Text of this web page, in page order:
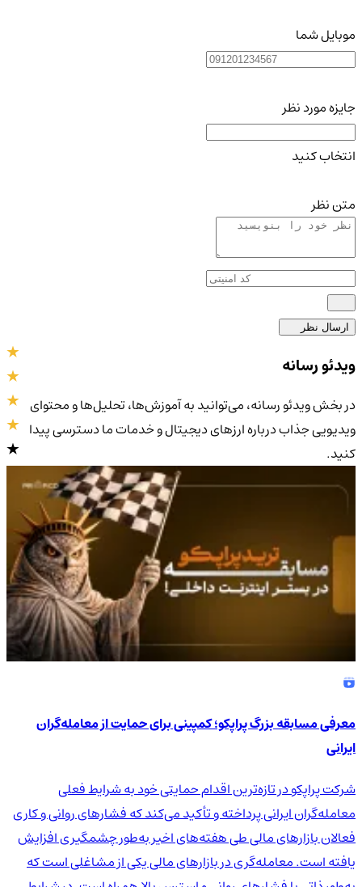
موبایل شما
جایزه مورد نظر
انتخاب کنید
متن نظر
ارسال نظر
4.9/5
ویدئو رسانه
در بخش ویدئو رسانه، می‌توانید به آموزش‌ها، تحلیل‌ها و محتوای
ویدیویی جذاب درباره ارزهای دیجیتال و خدمات ما دسترسی پیدا
کنید.
معرفی مسابقه بزرگ پراپکو؛ کمپینی برای حمایت از معامله‌گران
ایرانی
شرکت پراپکو در تازه‌ترین اقدام حمایتی خود به شرایط فعلی
معامله‌گران ایرانی پرداخته و تأکید می‌کند که فشارهای روانی و کاری
فعالان بازارهای مالی طی هفته‌های اخیر به‌طور چشمگیری افزایش
یافته است. معامله‌گری در بازارهای مالی یکی از مشاغلی است که